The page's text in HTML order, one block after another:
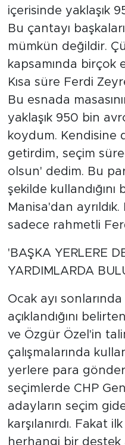
içerisinde yaklaşık
Bu çantayı
mümkün değildir.
kapsamında birçok
Kısa süre Ferdi
Bu esnada
yaklaşık 950 bin
koydum. Kendisine
getirdim, seçim
olsun' dedim. Bu
şekilde
Manisa'dan
sadece rahmetli
'BAŞKA YERLERE
YARDIMLARDA
Ocak ayı sonlarında
açıklandığını
ve Özgür Özel'in
çalışmalarında
yerlere para
seçimlerde CHP
adayların seçim
karşılanırdı. Fakat
herhangi bir destek